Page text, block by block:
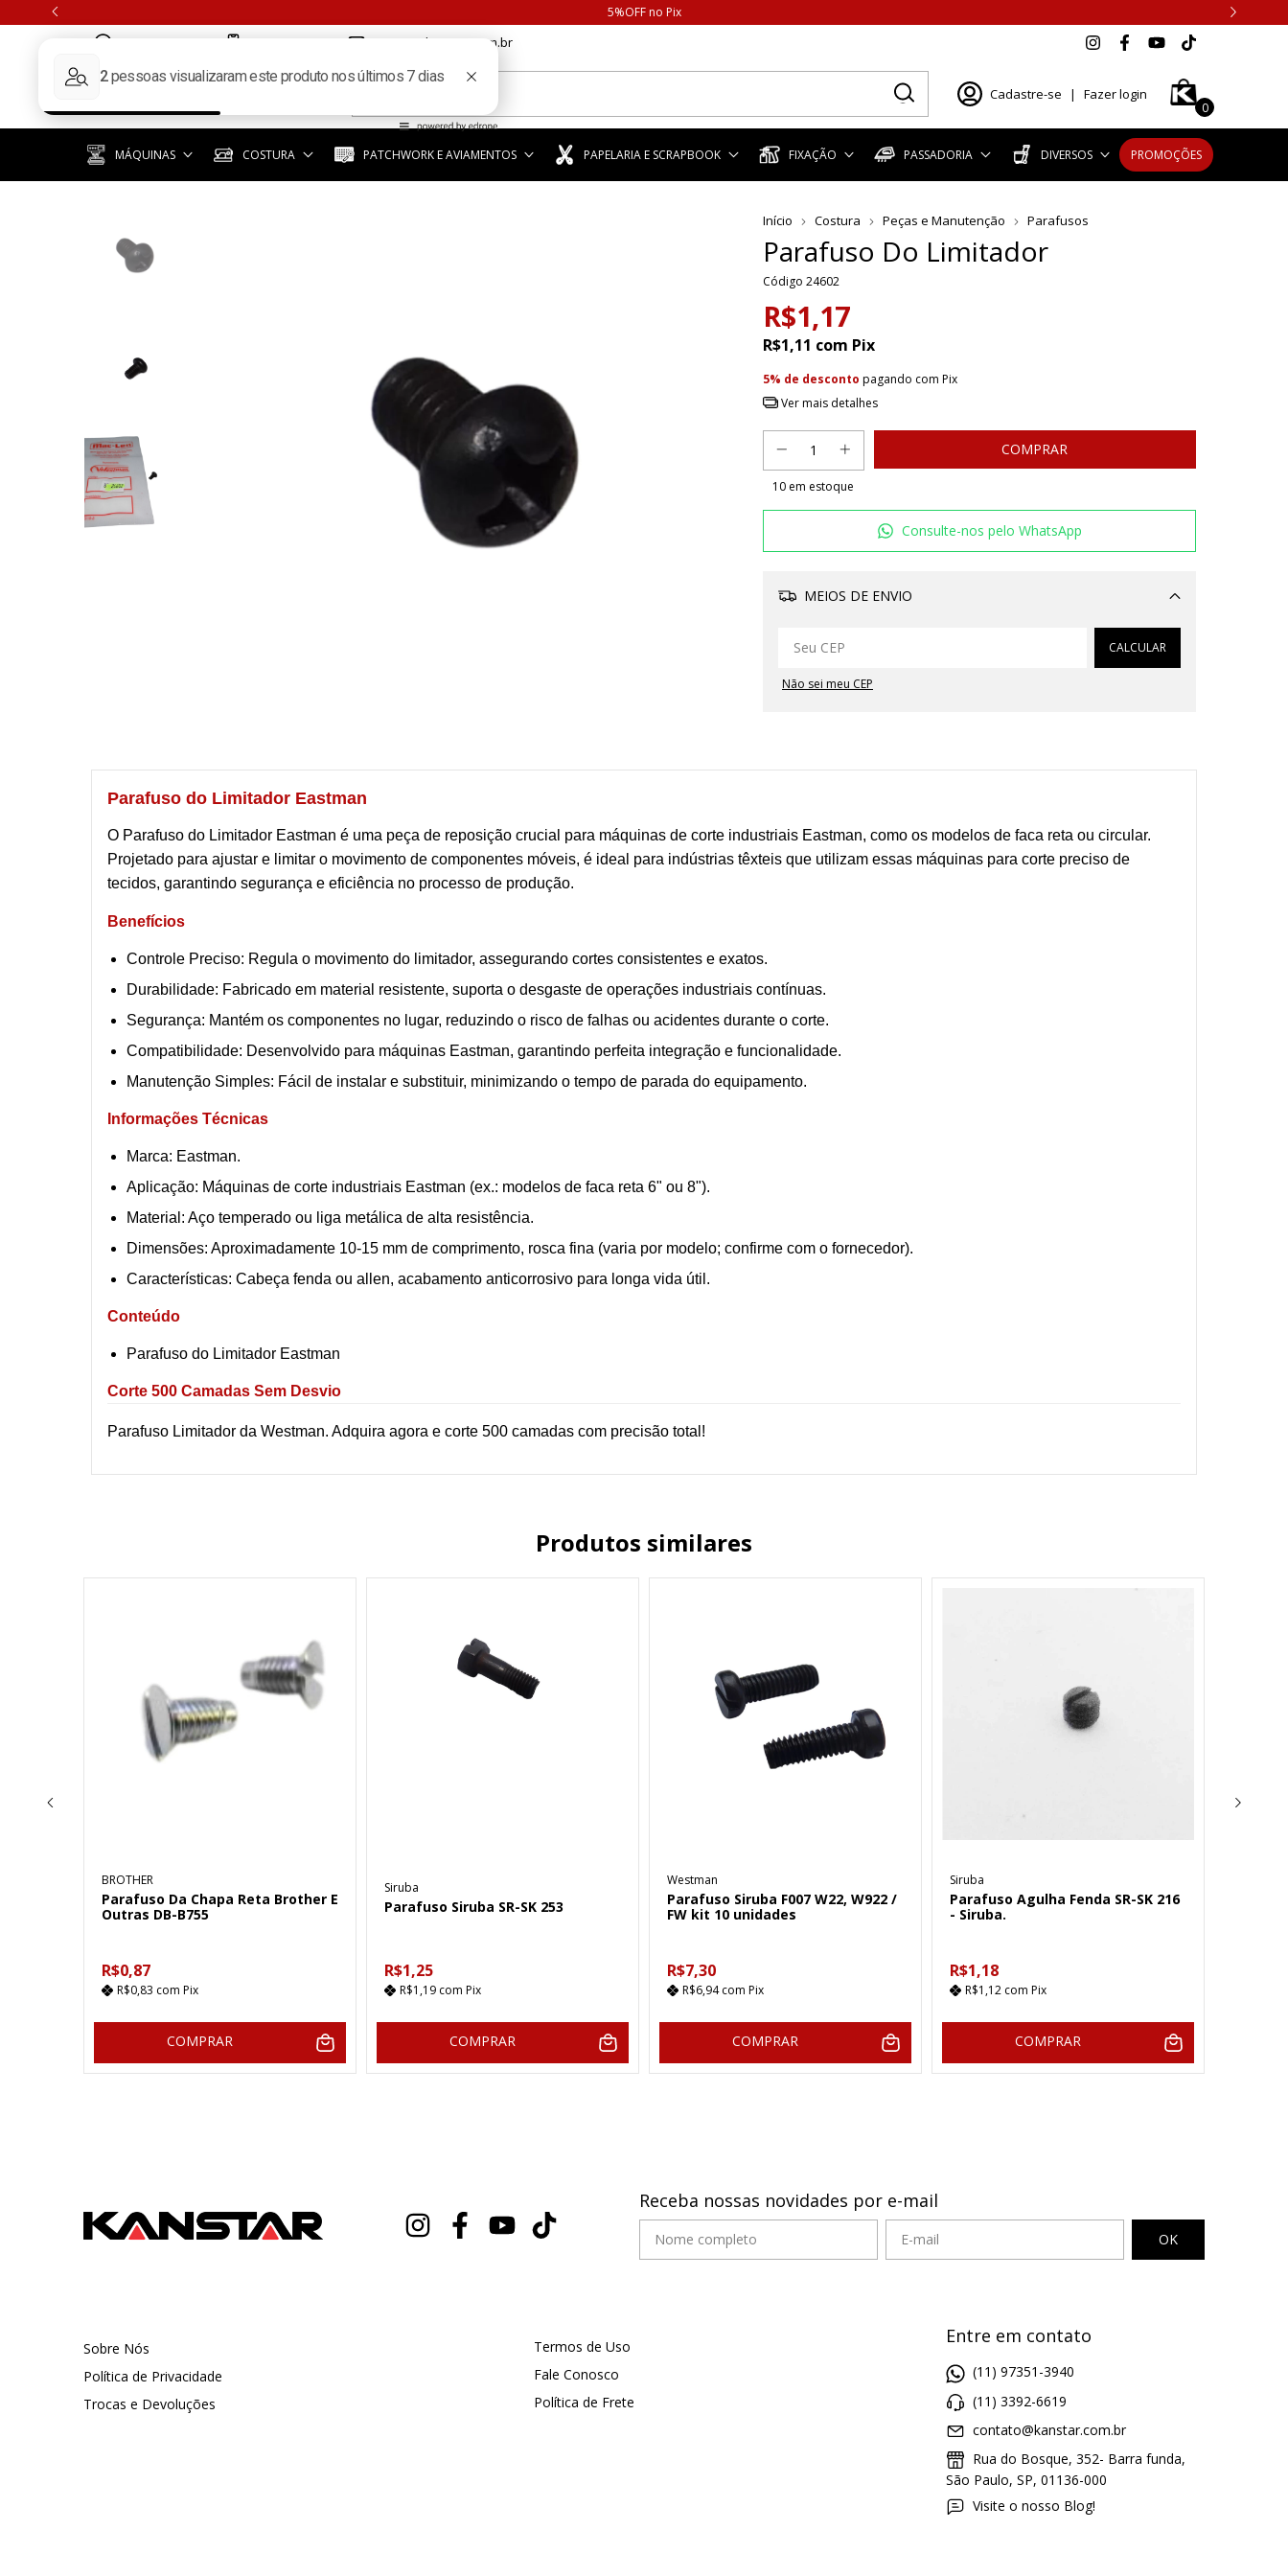
5%OFF no Pix
contato@kanstar.com.br
Cadastre-se | Fazer login
0
MÁQUINAS COSTURA PATCHWORK E AVIAMENTOS PAPELARIA E SCRAPBOOK FIXAÇÃO PASSADORIA DIVERSOS PROMOÇÕES
Início Costura Peças e Manutenção Parafusos
Parafuso Do Limitador
Código 24602
R$1,17
R$1,11 com Pix
5% de desconto pagando com Pix
Ver mais detalhes
10 em estoque
Consulte-nos pelo WhatsApp
MEIOS DE ENVIO
Alterar CEP
CALCULAR
Não sei meu CEP
Parafuso do Limitador Eastman
O Parafuso do Limitador Eastman é uma peça de reposição crucial para máquinas de corte industriais Eastman, como os modelos de faca reta ou circular.
Projetado para ajustar e limitar o movimento de componentes móveis, é ideal para indústrias têxteis que utilizam essas máquinas para corte preciso de
tecidos, garantindo segurança e eficiência no processo de produção.
Benefícios
Controle Preciso: Regula o movimento do limitador, assegurando cortes consistentes e exatos.
Durabilidade: Fabricado em material resistente, suporta o desgaste de operações industriais contínuas.
Segurança: Mantém os componentes no lugar, reduzindo o risco de falhas ou acidentes durante o corte.
Compatibilidade: Desenvolvido para máquinas Eastman, garantindo perfeita integração e funcionalidade.
Manutenção Simples: Fácil de instalar e substituir, minimizando o tempo de parada do equipamento.
Informações Técnicas
Marca: Eastman.
Aplicação: Máquinas de corte industriais Eastman (ex.: modelos de faca reta 6" ou 8").
Material: Aço temperado ou liga metálica de alta resistência.
Dimensões: Aproximadamente 10-15 mm de comprimento, rosca fina (varia por modelo; confirme com o fornecedor).
Características: Cabeça fenda ou allen, acabamento anticorrosivo para longa vida útil.
Conteúdo
Parafuso do Limitador Eastman
Corte 500 Camadas Sem Desvio
Parafuso Limitador da Westman. Adquira agora e corte 500 camadas com precisão total!
Produtos similares
BROTHER
Parafuso Da Chapa Reta Brother E
Outras DB-B755
R$0,87
R$0,83 com Pix
COMPRAR
Siruba
Parafuso Siruba SR-SK 253
R$1,25
R$1,19 com Pix
COMPRAR
Westman
Parafuso Siruba F007 W22, W922 /
FW kit 10 unidades
R$7,30
R$6,94com Pix
COMPRAR
Siruba
Parafuso Agulha Fenda SR-SK 216
- Siruba.
R$1,18
R$1,12 com Pix
COMPRAR
Receba nossas novidades por e-mail
Sobre Nós
Política de Privacidade
Trocas e Devoluções
Termos de Uso
Fale Conosco
Política de Frete
Entre em contato
(11) 97351-3940
(11) 3392-6619
contato@kanstar.com.br
Rua do Bosque, 352- Barra funda,
São Paulo, SP, 01136-000
Visite o nosso Blog!